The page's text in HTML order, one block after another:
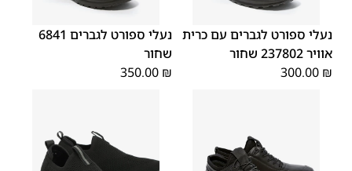
40
41
42
43
נעלי ספורט לגברים עם כרית
אוויר 237802 שחור
300.00 ₪
40
41
42
43
נעלי ספורט לגברים 6841
שחור
350.00 ₪